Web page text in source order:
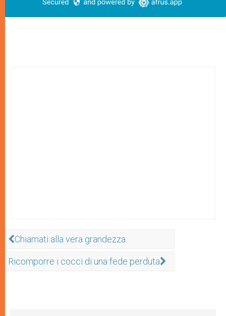
Chiamati alla vera grandezza
Ricomporre i cocci di una fede perduta